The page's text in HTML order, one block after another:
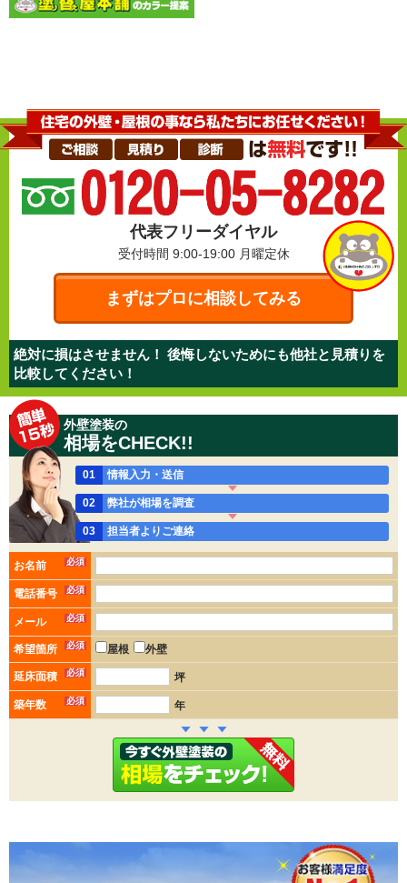
代表フリーダイヤル
受付時間 9:00-19:00 月曜定休
まずはプロに相談してみる
絶対に損はさせません！ 後悔しないためにも他社と見積りを
比較してください！
外壁塗装の
相場をCHECK!!
01 情報入力・送信
02 弊社が相場を調査
03 担当者よりご連絡
お名前 必須
電話番号 必須
メール 必須
希望箇所 必須 屋根 外壁
延床面積 必須 坪
築年数 必須 年